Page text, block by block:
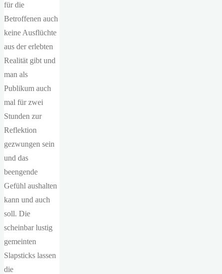
für die
Betroffenen auch
keine Ausflüchte
aus der erlebten
Realität gibt und
man als
Publikum auch
mal für zwei
Stunden zur
Reflektion
gezwungen sein
und das
beengende
Gefühl aushalten
kann und auch
soll. Die
scheinbar lustig
gemeinten
Slapsticks lassen
die